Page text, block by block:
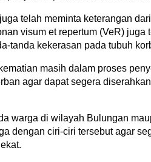
telah meminta keterangan
visum et repertum (VeR) juga
tanda kekerasan pada tubuh
masih dalam proses
agar dapat segera
warga di wilayah Bulungan
dengan ciri-ciri tersebut agar